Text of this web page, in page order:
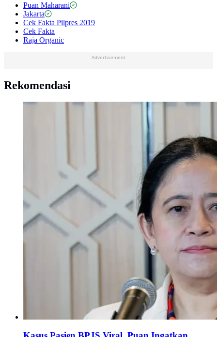
Puan Maharani
Jakarta
Cek Fakta Pilpres 2019
Cek Fakta
Raja Organic
Advertisement
Rekomendasi